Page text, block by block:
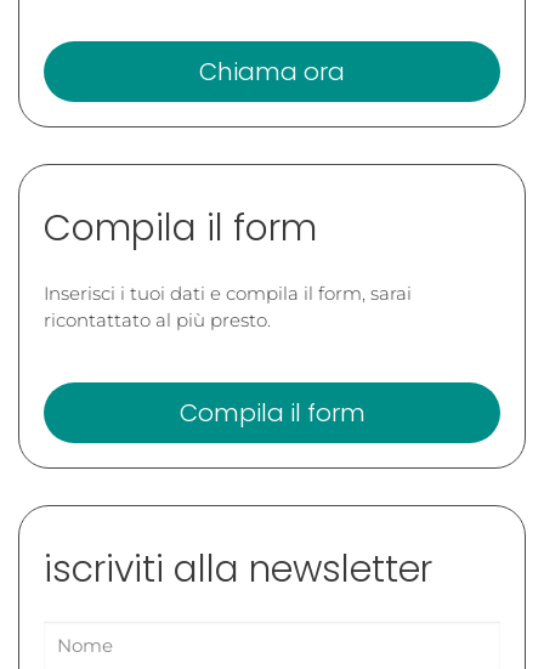
Chiama ora
Compila il form
Inserisci i tuoi dati e compila il form, sarai
ricontattato al più presto.
Compila il form
iscriviti alla newsletter